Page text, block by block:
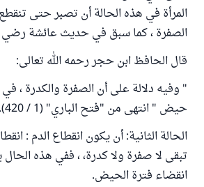
المرأة في هذه الحالة أن تصبر حتى
الصفرة ، كما سبق في حديث عائشة رضي
قال الحافظ ابن حجر رحمه الله تعالى:
" وفيه دلالة على أن الصفرة والكدرة ،
حيض " انتهى من "فتح الباري" (1 / 420).
الحالة الثانية: أن يكون انقطاع الدم :
تبقى لا صفرة ولا كدرة، ، ففي هذه
انقضاء فترة الحيض.